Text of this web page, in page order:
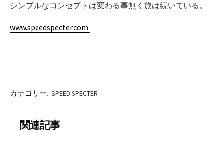
シンプルなコンセプトは変わる事無く旅は続いている。
www.speedspecter.com
カテゴリー: SPEED SPECTER
関連記事